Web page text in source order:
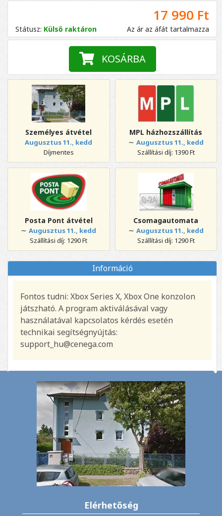
Státusz: Külső raktáron
17 990 Ft
Az ár az áfát tartalmazza
KOSÁRBA
Személyes átvétel
Augusztus 11., kedd
Díjmentes
MPL házhozszállítás
∼ Augusztus 11., kedd
Szállítási díj: 1390 Ft
Posta Pont átvétel
∼Augusztus 11., kedd
Szállítási díj: 1290 Ft
Csomagautomata
∼ Augusztus 11., kedd
Szállítási díj: 1290 Ft
Információ
Fontos tudni: Xbox Series X, Xbox One konzolon
játszható. A program aktiválásával vagy
használatával kapcsolatos kérdés esetén
technikai segítségnyújtás:
support_hu@cenega.com
Elérhetőség